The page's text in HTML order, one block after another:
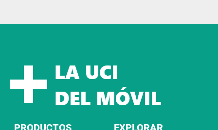
PRODUCTOS EXPLORAR